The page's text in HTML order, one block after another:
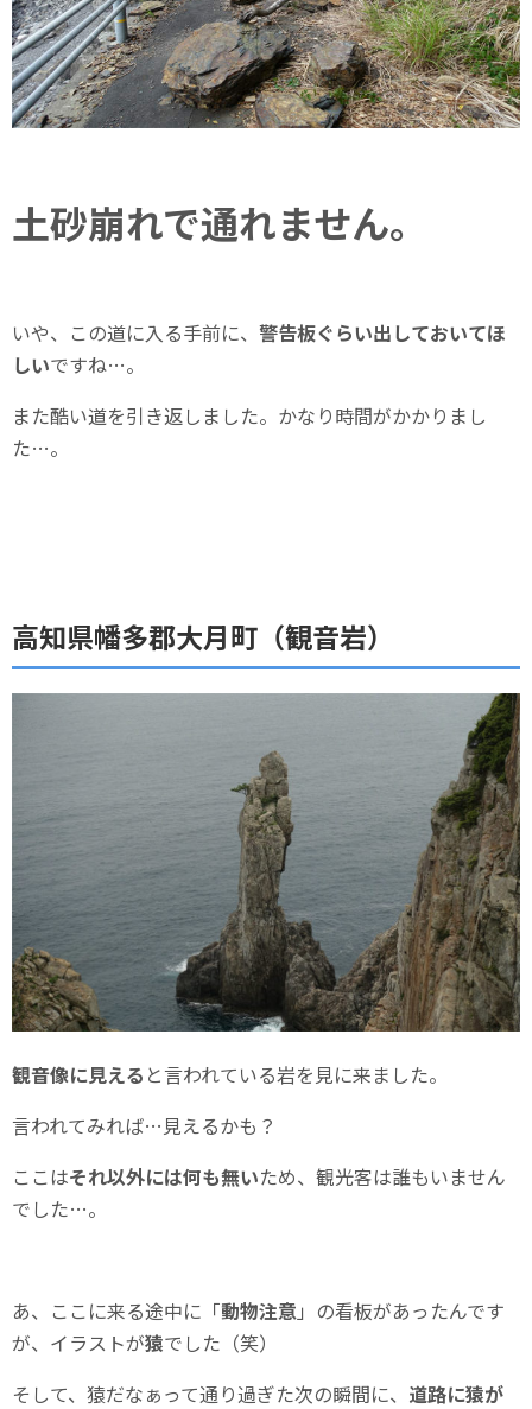
土砂崩れで通れません。
いや、この道に入る手前に、 警告板ぐらい出しておいてほ
しいですね…。
また酷い道を引き返しました。かなり時間がかかりまし
た…。
高知県幡多郡大月町（観音岩）
観音像に見える と言われている岩を見に来ました。
言われてみれば…見えるかも？
ここはそれ以外には何も無いため、観光客は誰もいません
でした…。
あ、ここに来る途中に「動物注意」の看板があったんです
が、イラストが猿でした（笑）
そして、猿だなぁって通り過ぎた次の瞬間に、 道路に猿が